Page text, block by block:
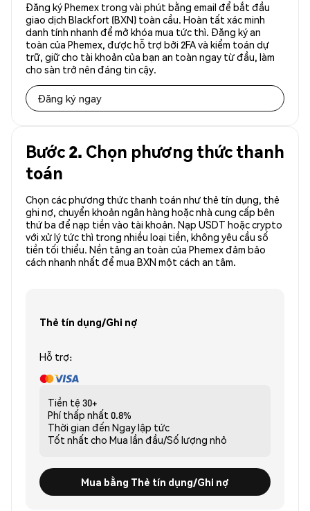
Đăng ký Phemex trong vài phút bằng email để bắt đầu
giao dịch Blackfort (BXN) toàn cầu. Hoàn tất xác minh
danh tính nhanh để mở khóa mua tức thì. Đăng ký an
toàn của Phemex, được hỗ trợ bởi 2FA và kiểm toán dự
trữ, giữ cho tài khoản của bạn an toàn ngay từ đầu, làm
cho sàn trở nên đáng tin cậy.
Đăng ký ngay
Bước 2. Chọn phương thức thanh
toán
Chọn các phương thức thanh toán như thẻ tín dụng, thẻ
ghi nợ, chuyển khoản ngân hàng hoặc nhà cung cấp bên
thứ ba để nạp tiền vào tài khoản. Nạp USDT hoặc crypto
với xử lý tức thì trong nhiều loại tiền, không yêu cầu số
tiền tối thiểu. Nền tảng an toàn của Phemex đảm bảo
cách nhanh nhất để mua BXN một cách an tâm.
Thẻ tín dụng/Ghi nợ
Hỗ trợ:
Tiền tệ 30+
Phí thấp nhất 0.8%
Thời gian đến Ngay lập tức
Tốt nhất cho Mua lần đầu/Số lượng nhỏ
Mua bằng Thẻ tín dụng/Ghi nợ